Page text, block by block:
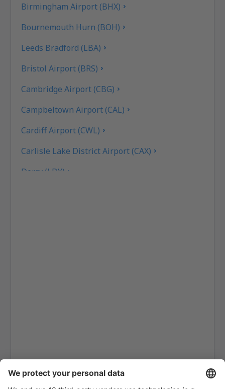
Birmingham Airport (BHX)
Bournemouth Hurn (BOH)
Leeds Bradford (LBA)
Bristol Airport (BRS)
Cambridge Airport (CBG)
Campbeltown Airport (CAL)
Cardiff Airport (CWL)
Carlisle Lake District Airport (CAX)
Derry (LDY)
Glasgow
Gloucestershire Airport (GLO)